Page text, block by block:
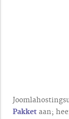
Pakket aan;